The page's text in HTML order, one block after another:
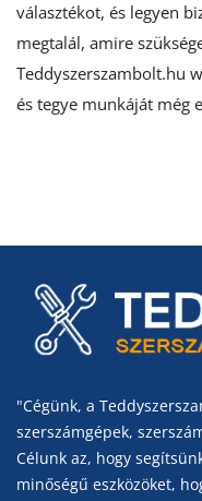
választékot, és legyen
megtalál, amire
Teddyszerszambolt.hu
és tegye munkáját még
"Cégünk, a
szerszámgépek,
Célunk az, hogy
minőségű eszközöket,